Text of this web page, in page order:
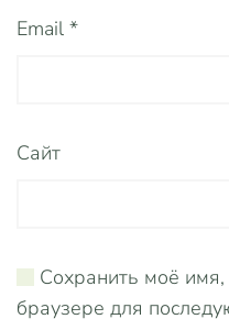
Email *
Сайт
Сохранить моё имя,
браузере для